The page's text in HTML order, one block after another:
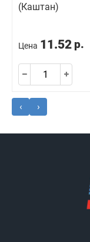
(Каштан)
Цена 11.52 р.
‹ ›